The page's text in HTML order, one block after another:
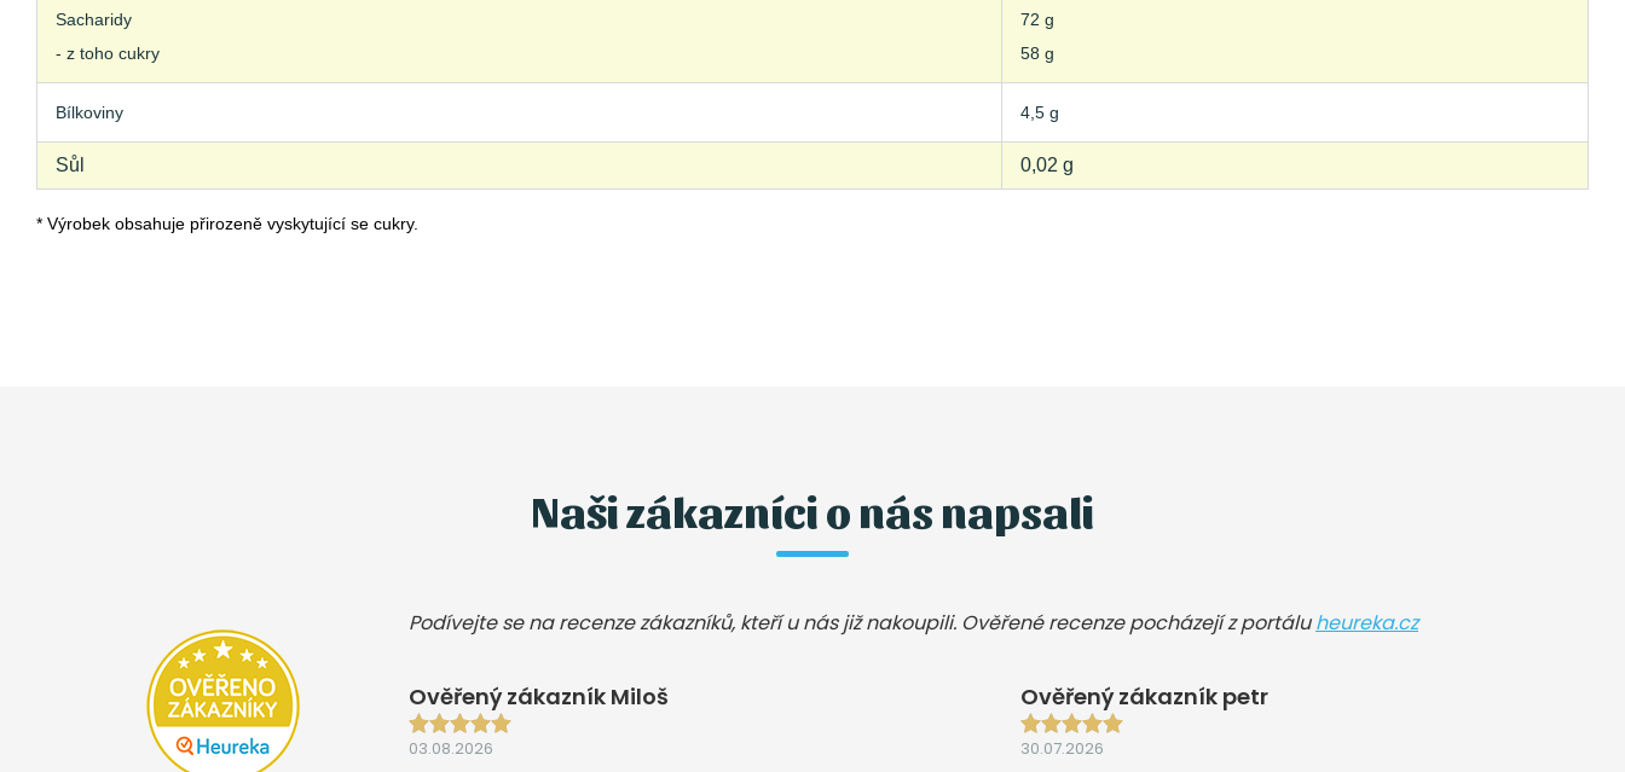
Sacharidy
- z toho cukry
72 g
58 g
Bílkoviny 4,5 g
Sůl 0,02 g
* Výrobek obsahuje přirozeně vyskytující se cukry.
Naši zákazníci o nás napsali
Podívejte se na recenze zákazníků, kteří u nás již nakoupili. Ověřené recenze pocházejí z portáluheureka.cz
Ověřený zákazník Miloš
03.08.2026
Ověřený zákazník petr
30.07.2026